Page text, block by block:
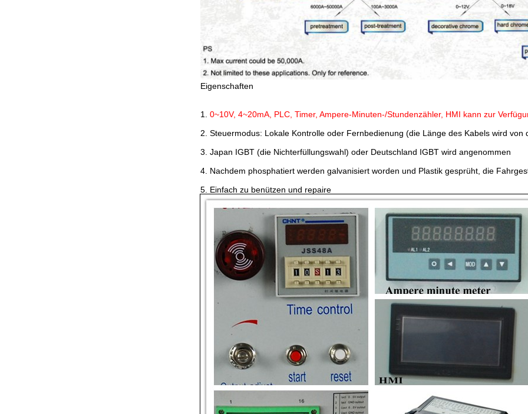
Eigenschaften
1. 0~10V, 4~20mA, PLC, Timer, Ampere-Minuten-/Stundenzähler, HMI kann zur
2. Steuermodus: Lokale Kontrolle oder Fernbedienung (die Länge des Kabels wird von
3. Japan IGBT (die Nichterfüllungswahl) oder Deutschland IGBT wird angenommen
4. Nachdem phosphatiert werden galvanisiert worden und Plastik gesprüht, die
5. Einfach zu benützen und repaire